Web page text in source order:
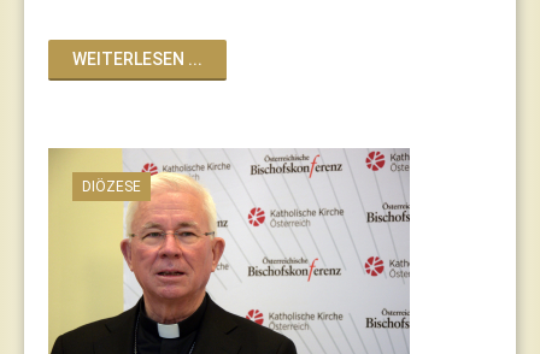
WEITERLESEN ...
DIÖZESE